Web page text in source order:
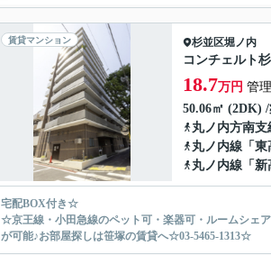
賃貸マンション 杉並区堀ノ内
コンチェルト
18.7万円 管
50.06㎡ (2DK)
丸ノ内方南支
丸ノ内線 「 東
丸ノ内線 「 新
宅配BOX付き☆
☆京王線・小田急線のペット可・楽器可・ルームシェ
が可能♪お部屋探しは笹塚の賃貸へ☆03-5465-1313☆